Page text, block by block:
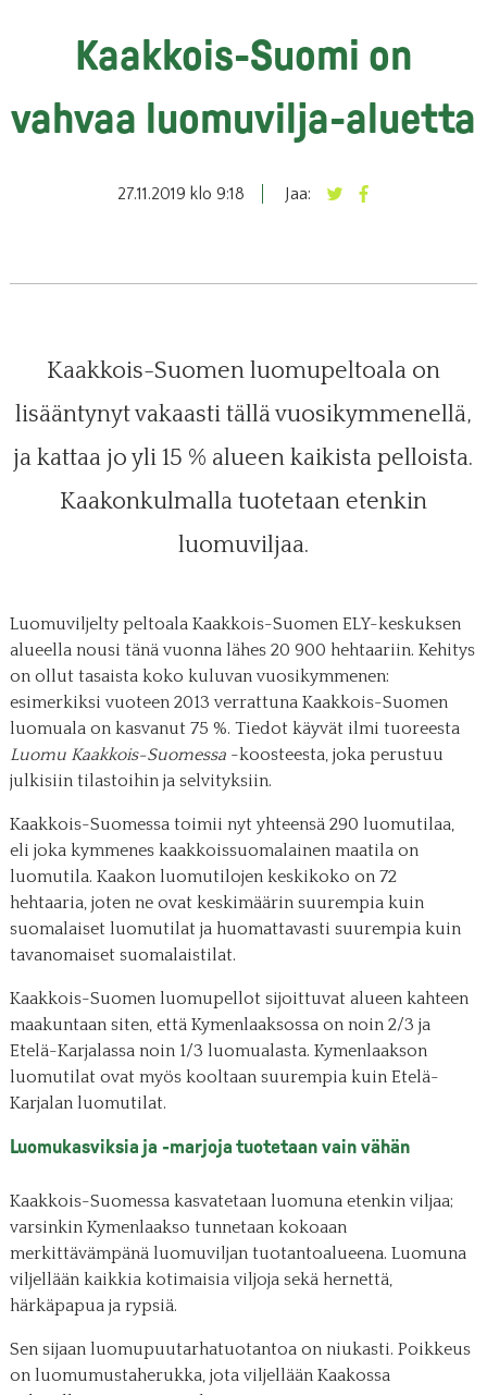
Kaakkois-Suomi on
vahvaa luomuvilja-aluetta
27.11.2019 klo 9:18 Jaa:
Kaakkois-Suomen luomupeltoala on
lisääntynyt vakaasti tällä vuosikymmenellä,
ja kattaa jo yli 15 % alueen kaikista pelloista.
Kaakonkulmalla tuotetaan etenkin
luomuviljaa.
Luomuviljelty peltoala Kaakkois-Suomen ELY-keskuksen
alueella nousi tänä vuonna lähes 20 900 hehtaariin. Kehitys
on ollut tasaista koko kuluvan vuosikymmenen:
esimerkiksi vuoteen 2013 verrattuna Kaakkois-Suomen
luomuala on kasvanut 75 %. Tiedot käyvät ilmi tuoreesta
Luomu Kaakkois-Suomessa-koosteesta, joka perustuu
julkisiin tilastoihin ja selvityksiin.
Kaakkois-Suomessa toimii nyt yhteensä 290 luomutilaa,
eli joka kymmenes kaakkoissuomalainen maatila on
luomutila. Kaakon luomutilojen keskikoko on 72
hehtaaria, joten ne ovat keskimäärin suurempia kuin
suomalaiset luomutilat ja huomattavasti suurempia kuin
tavanomaiset suomalaistilat.
Kaakkois-Suomen luomupellot sijoittuvat alueen kahteen
maakuntaan siten, että Kymenlaaksossa on noin 2/3 ja
Etelä-Karjalassa noin 1/3 luomualasta. Kymenlaakson
luomutilat ovat myös kooltaan suurempia kuin Etelä-
Karjalan luomutilat.
Luomukasviksia ja -marjoja tuotetaan vain vähän
Kaakkois-Suomessa kasvatetaan luomuna etenkin viljaa;
varsinkin Kymenlaakso tunnetaan kokoaan
merkittävämpänä luomuviljan tuotantoalueena. Luomuna
viljellään kaikkia kotimaisia viljoja sekä hernettä,
härkäpapua ja rypsiä.
Sen sijaan luomupuutarhatuotantoa on niukasti. Poikkeus
on luomumustaherukka, jota viljellään Kaakossa